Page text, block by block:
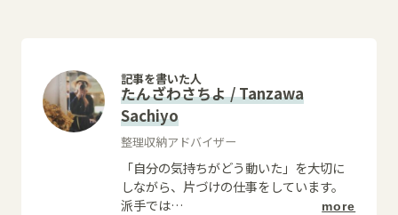
記事を書いた人
たんざわさちよ / Tanzawa
Sachiyo
整理収納アドバイザー
「自分の気持ちがどう動いた」を大切に
しながら、片づけの仕事をしています。
派手では… more